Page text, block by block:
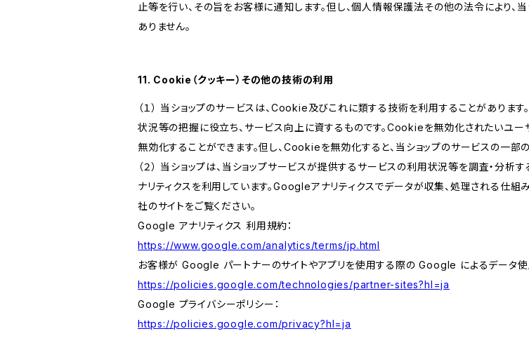
止等を行い、その旨をお客様に通知します。但し、個人情報保護法その他の法令により
ありません。
11. Cookie（クッキー）その他の技術の利用
（１） 当ショップのサービスは、Cookie及びこれに類する技術を利用することがあります
状況等の把握に役立ち、サービス向上に資するものです。Cookieを無効化されたいユ
無効化することができます。但し、Cookieを無効化すると、当ショップのサービスの一部
（２） 当ショップは、当ショップサービスが提供するサービスの利用状況等を調査・
ナリティクスを利用しています。Googleアナリティクスでデータが収集、処理される仕
社のサイトをご覧ください。
Google アナリティクス 利用規約：
https://www.google.com/analytics/terms/jp.html
お客様が Google パートナーのサイトやアプリを使用する際の Google によるデータ使
https://policies.google.com/technologies/partner-sites?hl=ja
Google プライバシーポリシー：
https://policies.google.com/privacy?hl=ja